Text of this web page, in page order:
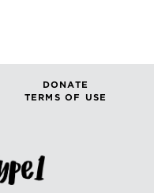
DONATE
TERMS OF USE